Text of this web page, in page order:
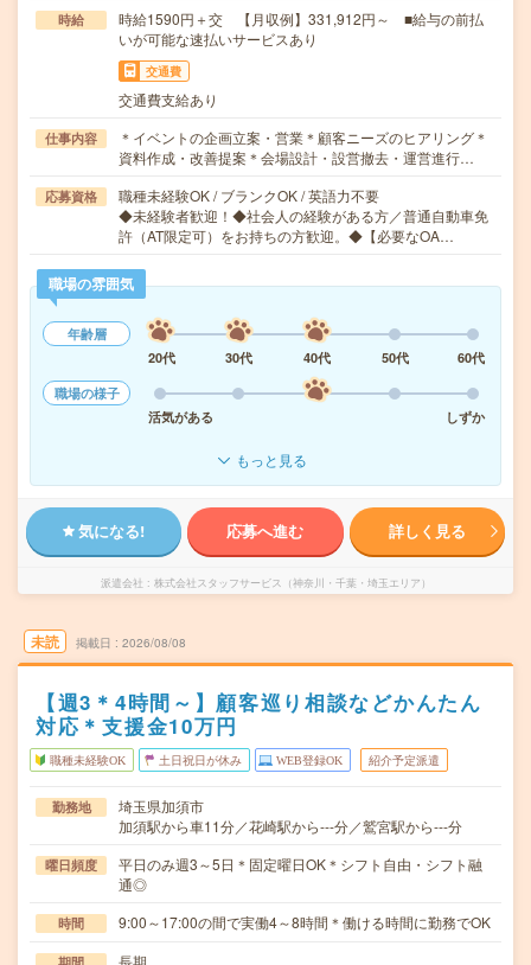
時給
時給1590円＋交 【月収例】331,912円～ ■給与の前払
いが可能な速払いサービスあり
交通費
交通費支給あり
仕事内容
＊イベントの企画立案・営業＊顧客ニーズのヒアリング＊
資料作成・改善提案＊会場設計・設営撤去・運営進行…
応募資格
職種未経験OK / ブランクOK / 英語力不要
◆未経験者歓迎！◆社会人の経験がある方／普通自動車免
許（AT限定可）をお持ちの方歓迎。◆【必要なOA…
職場の雰囲気
年齢層
20代
30代 40代 50代
60代
職場の様子
活気がある
しずか
もっと見る
気になる! 応募へ進む 詳しく見る
派遣会社 株式会社スタッフサービス（神奈川・千葉・埼玉エリア）
未読 掲載日 2026/08/08
【週3＊4時間～】顧客巡り相談などかんたん
対応＊支援金10万円
職種未経験OK 土日祝日が休み WEB登録OK 紹介予定派遣
勤務地
埼玉県加須市
加須駅から車11分／花崎駅から---分／鷲宮駅から---分
曜日頻度
平日のみ週3～5日＊固定曜日OK＊シフト自由・シフト融
通◎
時間 9:00～17:00の間で実働4～8時間＊働ける時間に勤務でOK
長期